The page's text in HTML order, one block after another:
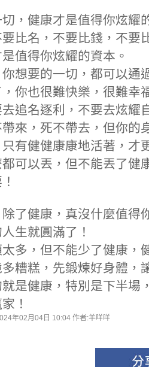
，健康才是值得你炫耀
比名，不要比錢，不要
值得你炫耀的資本。
想要的一切，都可以通
你也很難快樂，很難幸
追名逐利，不要去炫耀
來，死不帶去，但你的
有健健康康地活著，才
可以丟，但不能丟了健
了健康，真沒什麼值得
生就圓滿了！
多，但不能少了健康，
糟糕，先鍛煉好身體，
是健康，特別是下半場
！
年02月04日 10:04 作者:羊咩咩